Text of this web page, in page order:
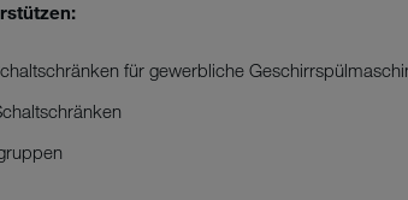
für gewerbliche